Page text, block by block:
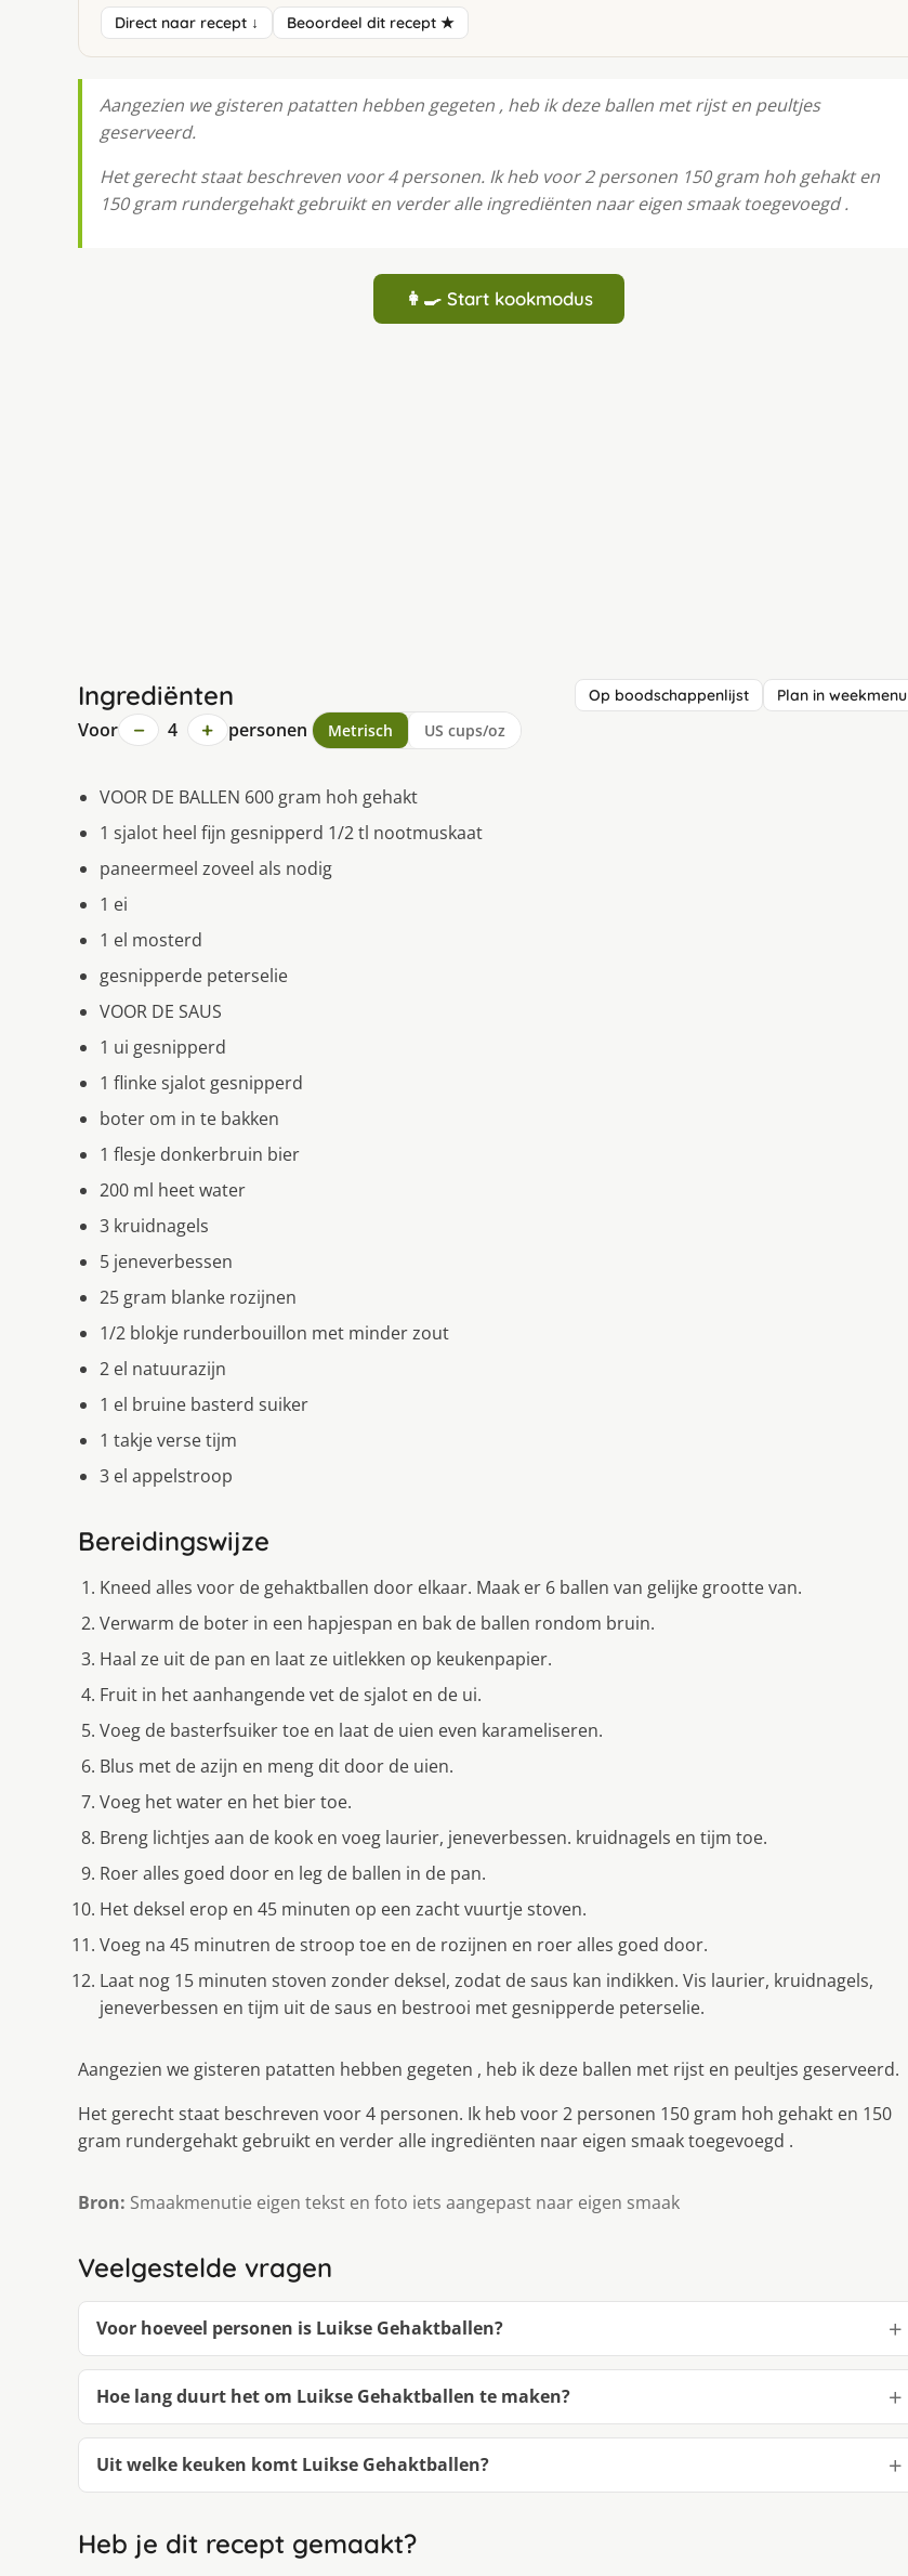
Direct naar recept ↓ Beoordeel dit recept ★
Aangezien we gisteren patatten hebben gegeten , heb ik deze ballen met rijst en peultjes
geserveerd.
Het gerecht staat beschreven voor 4 personen. Ik heb voor 2 personen 150 gram hoh gehakt en
150 gram rundergehakt gebruikt en verder alle ingrediënten naar eigen smaak toegevoegd .
👩‍🍳 Start kookmodus
Ingrediënten Op boodschappenlijst Plan in weekmenu
Voor − 4 + personen Metrisch US cups/oz
VOOR DE BALLEN 600 gram hoh gehakt
1 sjalot heel fijn gesnipperd 1/2 tl nootmuskaat
paneermeel zoveel als nodig
1 ei
1 el mosterd
gesnipperde peterselie
VOOR DE SAUS
1 ui gesnipperd
1 flinke sjalot gesnipperd
boter om in te bakken
1 flesje donkerbruin bier
200 ml heet water
3 kruidnagels
5 jeneverbessen
25 gram blanke rozijnen
1/2 blokje runderbouillon met minder zout
2 el natuurazijn
1 el bruine basterd suiker
1 takje verse tijm
3 el appelstroop
Bereidingswijze
Kneed alles voor de gehaktballen door elkaar. Maak er 6 ballen van gelijke grootte van.
Verwarm de boter in een hapjespan en bak de ballen rondom bruin.
Haal ze uit de pan en laat ze uitlekken op keukenpapier.
Fruit in het aanhangende vet de sjalot en de ui.
Voeg de basterfsuiker toe en laat de uien even karameliseren.
Blus met de azijn en meng dit door de uien.
Voeg het water en het bier toe.
Breng lichtjes aan de kook en voeg laurier, jeneverbessen. kruidnagels en tijm toe.
Roer alles goed door en leg de ballen in de pan.
Het deksel erop en 45 minuten op een zacht vuurtje stoven.
Voeg na 45 minutren de stroop toe en de rozijnen en roer alles goed door.
Laat nog 15 minuten stoven zonder deksel, zodat de saus kan indikken. Vis laurier, kruidnagels,
jeneverbessen en tijm uit de saus en bestrooi met gesnipperde peterselie.
Aangezien we gisteren patatten hebben gegeten , heb ik deze ballen met rijst en peultjes geserveerd.
Het gerecht staat beschreven voor 4 personen. Ik heb voor 2 personen 150 gram hoh gehakt en 150
gram rundergehakt gebruikt en verder alle ingrediënten naar eigen smaak toegevoegd .
Bron: Smaakmenutie eigen tekst en foto iets aangepast naar eigen smaak
Veelgestelde vragen
Voor hoeveel personen is Luikse Gehaktballen?
Hoe lang duurt het om Luikse Gehaktballen te maken?
Uit welke keuken komt Luikse Gehaktballen?
Heb je dit recept gemaakt?